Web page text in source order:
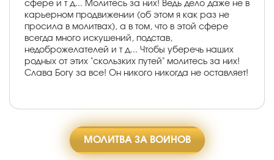
сфере и т д... Молитесь за них! Ведь дело даже не в
карьерном продвижении (об этом я как раз не
просила в молитвах), а в том, что в этой сфере
всегда много искушений, подстав,
недоброжелателей и т д... Чтобы уберечь наших
родных от этих "скользких путей" молитесь за них!
Слава Богу за все! Он никого никогда не оставляет!
МОЛИТВА ЗА ВОИНОВ